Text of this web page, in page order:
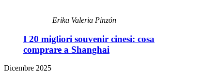
Erika Valeria Pinzón
I 20 migliori souvenir cinesi: cosa
comprare a Shanghai
Dicembre 2025